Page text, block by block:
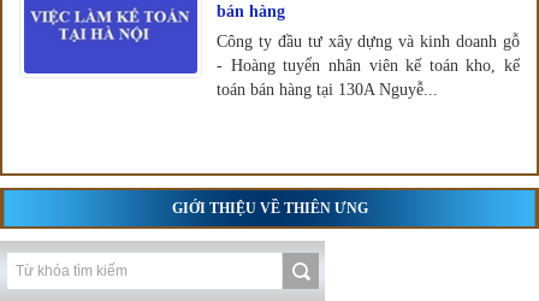
bán hàng
Công ty đầu tư xây dựng và kinh doanh gỗ
- Hoàng tuyển nhân viên kế toán kho, kế
toán bán hàng tại 130A Nguyễ...
GIỚI THIỆU VỀ THIÊN ƯNG